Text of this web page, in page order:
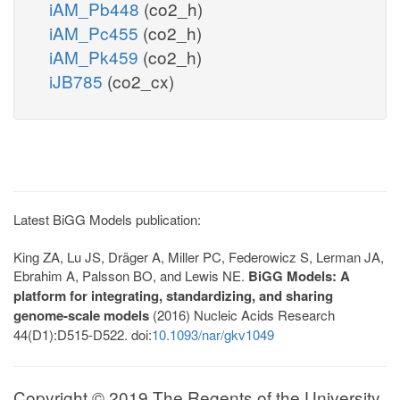
iAM_Pb448 (co2_h)
iAM_Pc455 (co2_h)
iAM_Pk459 (co2_h)
iJB785 (co2_cx)
Latest BiGG Models publication:
King ZA, Lu JS, Dräger A, Miller PC, Federowicz S, Lerman JA,
Ebrahim A, Palsson BO, and Lewis NE. BiGG Models: A
platform for integrating, standardizing, and sharing
genome-scale models (2016) Nucleic Acids Research
44(D1):D515-D522. doi:10.1093/nar/gkv1049